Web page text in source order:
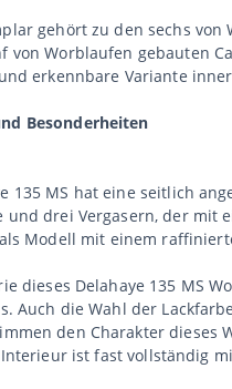
gehört zu den sechs
von Worblaufen gebauten
erkennbare Variante
Besonderheiten
135 MS hat eine seitlich
und drei Vergasern, der mit
Modell mit einem
dieses Delahaye 135 MS
Auch die Wahl der
den Charakter dieses
ist fast vollständig